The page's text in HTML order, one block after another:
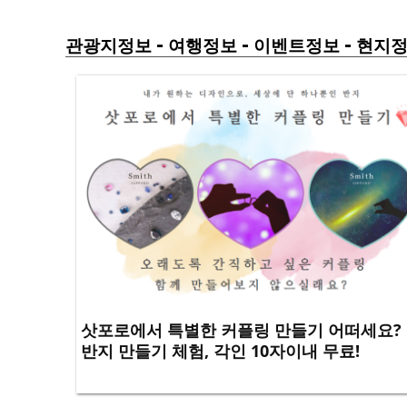
관광지정보 - 여행정보 - 이벤트정보 - 현지
삿포로에서 특별한 커플링 만들기 어떠세요?
반지 만들기 체험, 각인 10자이내 무료!